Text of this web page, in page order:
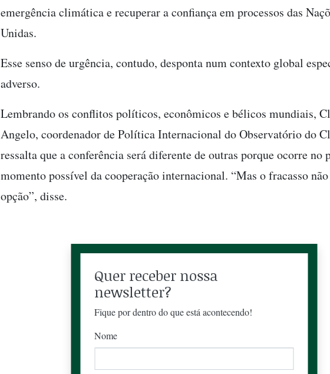
emergência climática e recuperar a confiança em processos das
Unidas.
Esse senso de urgência, contudo, desponta num contexto global
adverso.
Lembrando os conflitos políticos, econômicos e bélicos mundiais,
Angelo, coordenador de Política Internacional do Observatório do
ressalta que a conferência será diferente de outras porque ocorre no
momento possível da cooperação internacional. “Mas o fracasso
opção”, disse.
Quer receber nossa
newsletter?
Fique por dentro do que está acontecendo!
Nome